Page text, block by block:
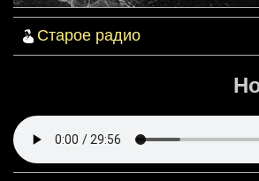
Старое радио